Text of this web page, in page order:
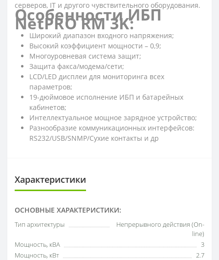
серверов, IT и другого чувствительного оборудования.
Особенности ИБП
NetPRO RM 3K:
Широкий диапазон входного напряжения;
Высокий коэффициент мощности – 0,9;
Многоуровневая система защит;
Защита факса/модема/сети;
LCD/LED дисплеи для мониторинга всех
параметров;
19-дюймовое исполнение ИБП и батарейных
кабинетов;
Интеллектуальное мощное зарядное устройство;
Разнообразие коммуникационных интерфейсов:
RS232/USB/SNMP/Сухие контакты и др
Характеристики
ОСНОВНЫЕ ХАРАКТЕРИСТИКИ:
Тип архитектуры
Непрерывного действия (On-
line)
Мощность, кВА
3
Мощность, кВт
2.7